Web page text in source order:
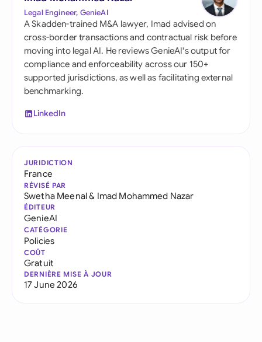
Legal Engineer, GenieAI
A Skadden-trained M&A lawyer, Imad advised on
cross-border transactions and contractual risk before
moving into legal AI. He reviews GenieAI's output for
compliance and enforceability across our 150+
supported jurisdictions, as well as facilitating external
benchmarking.
LinkedIn
JURIDICTION
France
RÉVISÉ PAR
Swetha Meenal& Imad Mohammed Nazar
ÉDITEUR
GenieAI
CATÉGORIE
Policies
COÛT
Gratuit
DERNIÈRE MISE À JOUR
17 June 2026